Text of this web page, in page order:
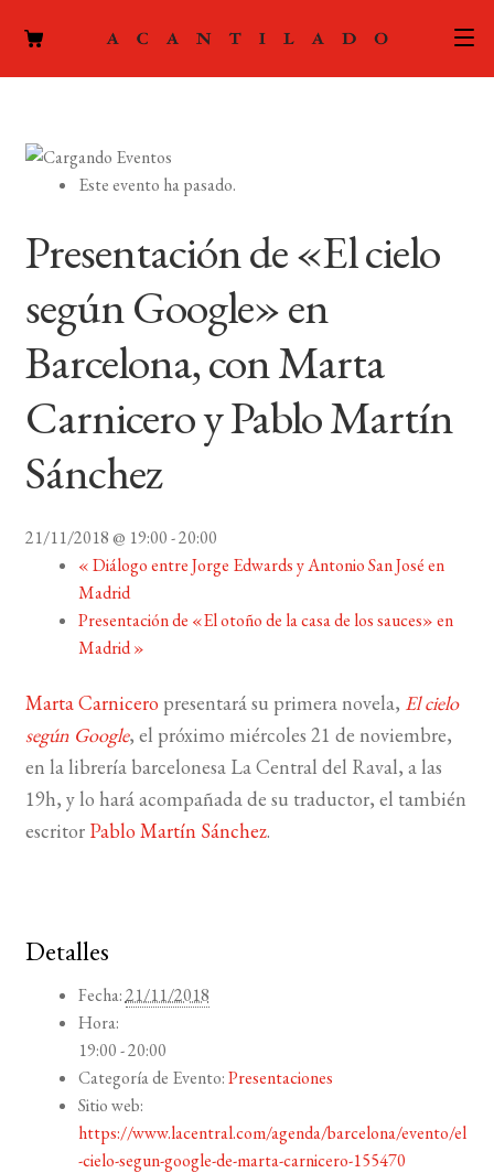
PODCAST
LA EDITORIAL
hijo
FOREIGN RIGHTS
CONTACTO
Este evento ha pasado.
Presentación de «El cielo
según Google» en
Barcelona, con Marta
Carnicero y Pablo Martín
Sánchez
21/11/2018 @ 19:00-20:00
«Diálogo entre Jorge Edwards y Antonio San José en
Madrid
Presentación de «El otoño de la casa de los sauces» en
Madrid»
Marta Carnicero presentará su primera novela, El cielo
según Google, el próximo miércoles 21 de noviembre,
en la librería barcelonesa La Central del Raval, a las
19h, y lo hará acompañada de su traductor, el también
escritor Pablo Martín Sánchez.
Detalles
Fecha:21/11/2018
Hora:
19:00 - 20:00
Categoría de Evento:Presentaciones
Sitio web:
https://www.lacentral.com/agenda/barcelona/evento/el
-cielo-segun-google-de-marta-carnicero-155470